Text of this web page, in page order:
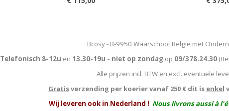
Bcosy - B-9950 Waarschoot België met
Telefonisch 8-12u en 13.30-19u - niet op zondag op 09/378.24.30
Alle prijzen incl. BTW en excl. eventuele
Gratisverzending per koerier vanaf 250 € dit is enkel
Wij leveren ook in Nederland ! Nous livrons aussi à l'